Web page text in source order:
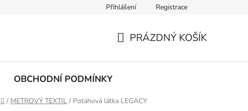
PODMÍNKY OCHRANY OSOBNÍCH ÚDAJŮ
Přihlášení Registrace
PRÁZDNÝ KOŠÍK
OBCHODNÍ PODMÍNKY
Domů
/ METROVÝ TEXTIL / Potahová látka LEGACY